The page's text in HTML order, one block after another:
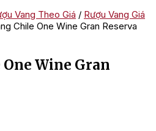
Vang Theo Giá / Rượu Vang Giá
Chile One Wine Gran Reserva
Wine Gran